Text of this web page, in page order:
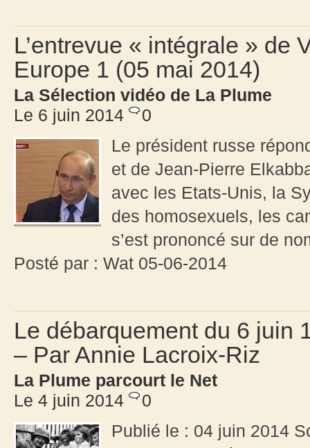
L’entrevue « intégrale » de
Europe 1 (05 mai 2014)
La Sélection vidéo de La Plume
Le 6 juin 2014
0
Le président russe
et de Jean-Pierre
avec les Etats-Unis, la
des homosexuels, les
s’est prononcé sur de
Posté par : Wat 05-06-2014
Le débarquement du 6 juin
– Par Annie Lacroix-Riz
La Plume parcourt le Net
Le 4 juin 2014
0
Publié le : 04 juin 2014